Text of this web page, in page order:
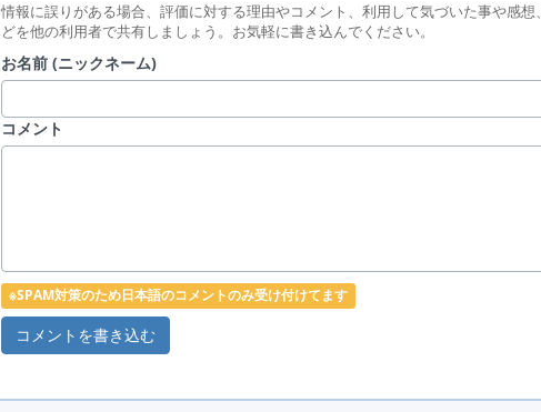
情報に誤りがある場合、評価に対する理由やコメント、利用して気づいた事や感想
どを他の利用者で共有しましょう。お気軽に書き込んでください。
お名前 (ニックネーム)
コメント
※SPAM対策のため日本語のコメントのみ受け付けてます